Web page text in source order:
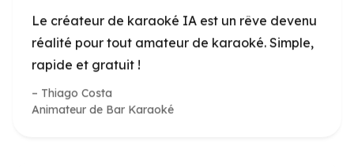
Thiago Costa
Animateur de Bar Karaoké